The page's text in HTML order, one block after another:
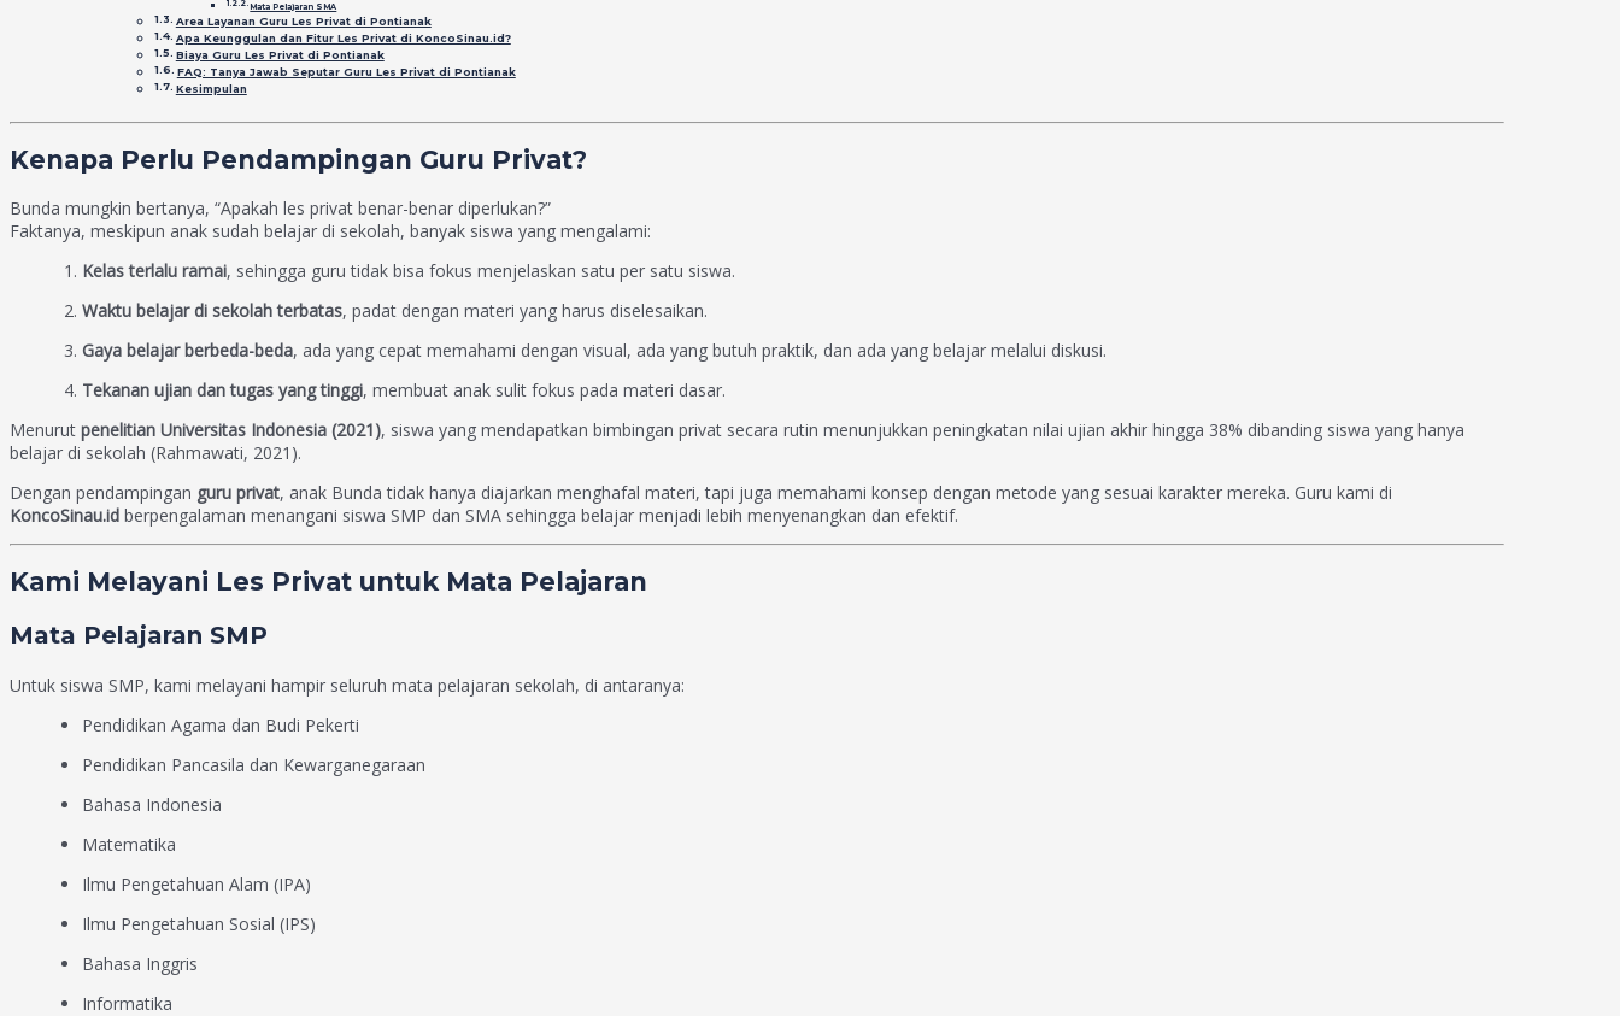
Mata Pelajaran SMA
Area Layanan Guru Les Privat di Pontianak
Apa Keunggulan dan Fitur Les Privat di KoncoSinau.id?
Biaya Guru Les Privat di Pontianak
FAQ: Tanya Jawab Seputar Guru Les Privat di Pontianak
Kesimpulan
Kenapa Perlu Pendampingan Guru Privat?
Bunda mungkin bertanya, “Apakah les privat benar-benar diperlukan?”
Faktanya, meskipun anak sudah belajar di sekolah, banyak siswa yang mengalami:
Kelas terlalu ramai, sehingga guru tidak bisa fokus menjelaskan satu per satu siswa.
Waktu belajar di sekolah terbatas, padat dengan materi yang harus diselesaikan.
Gaya belajar berbeda-beda, ada yang cepat memahami dengan visual, ada yang butuh praktik, dan ada yang belajar melalui diskusi.
Tekanan ujian dan tugas yang tinggi, membuat anak sulit fokus pada materi dasar.
Menurut penelitian Universitas Indonesia (2021), siswa yang mendapatkan bimbingan privat secara rutin menunjukkan peningkatan nilai ujian akhir hingga 38% dibanding siswa yang hanya
belajar di sekolah (Rahmawati, 2021).
Dengan pendampingan guru privat, anak Bunda tidak hanya diajarkan menghafal materi, tapi juga memahami konsep dengan metode yang sesuai karakter mereka. Guru kami di
KoncoSinau.id berpengalaman menangani siswa SMP dan SMA sehingga belajar menjadi lebih menyenangkan dan efektif.
Kami Melayani Les Privat untuk Mata Pelajaran
Mata Pelajaran SMP
Untuk siswa SMP, kami melayani hampir seluruh mata pelajaran sekolah, di antaranya:
Pendidikan Agama dan Budi Pekerti
Pendidikan Pancasila dan Kewarganegaraan
Bahasa Indonesia
Matematika
Ilmu Pengetahuan Alam (IPA)
Ilmu Pengetahuan Sosial (IPS)
Bahasa Inggris
Informatika